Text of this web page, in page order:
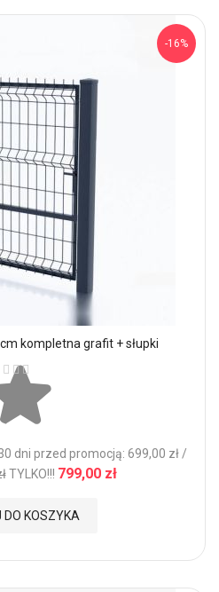
-16%
kompletna grafit + słupki
dni przed promocją: 699,00 zł /
TYLKO!!! 799,00 zł
DO KOSZYKA